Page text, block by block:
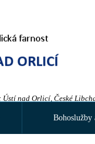
Ústí nad Orlicí, České
Bohoslužby